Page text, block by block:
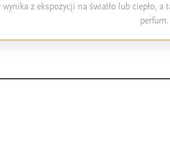
z ekspozycji na światło lub ciepło,
perfum.